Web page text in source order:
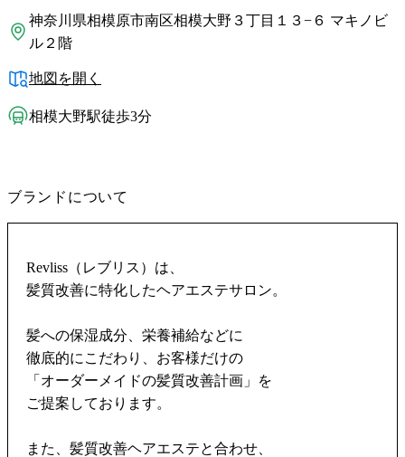
神奈川県相模原市南区相模大野３丁目１３−６ マキノビ
ル２階
地図を開く
相模大野駅徒歩3分
ブランドについて
Revliss（レブリス）は、
髪質改善に特化したヘアエステサロン。
髪への保湿成分、栄養補給などに
徹底的にこだわり、お客様だけの
「オーダーメイドの髪質改善計画」を
ご提案しております。
また、髪質改善ヘアエステと合わせ、